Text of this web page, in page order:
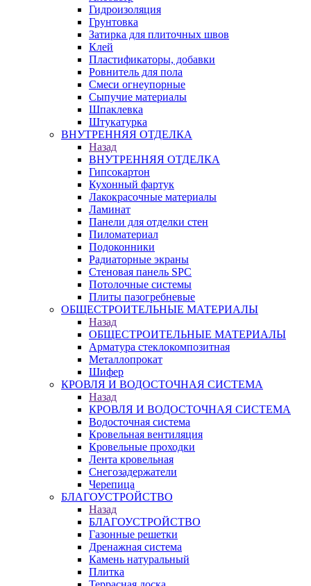
Гидроизоляция
Грунтовка
Затирка для плиточных швов
Клей
Пластификаторы, добавки
Ровнитель для пола
Смеси огнеупорные
Сыпучие материалы
Шпаклевка
Штукатурка
ВНУТРЕННЯЯ ОТДЕЛКА
Назад
ВНУТРЕННЯЯ ОТДЕЛКА
Гипсокартон
Кухонный фартук
Лакокрасочные материалы
Ламинат
Панели для отделки стен
Пиломатериал
Подоконники
Радиаторные экраны
Стеновая панель SPC
Потолочные системы
Плиты пазогребневые
ОБЩЕСТРОИТЕЛЬНЫЕ МАТЕРИАЛЫ
Назад
ОБЩЕСТРОИТЕЛЬНЫЕ МАТЕРИАЛЫ
Арматура стеклокомпозитная
Металлопрокат
Шифер
КРОВЛЯ И ВОДОСТОЧНАЯ СИСТЕМА
Назад
КРОВЛЯ И ВОДОСТОЧНАЯ СИСТЕМА
Водосточная система
Кровельная вентиляция
Кровельные проходки
Лента кровельная
Снегозадержатели
Черепица
БЛАГОУСТРОЙСТВО
Назад
БЛАГОУСТРОЙСТВО
Газонные решетки
Дренажная система
Камень натуральный
Плитка